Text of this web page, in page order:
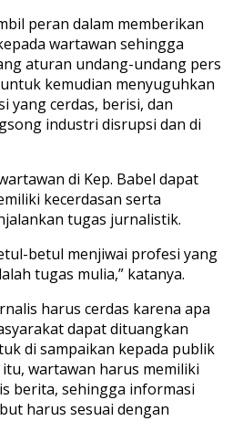
peran dalam memberikan
wartawan sehingga
aturan undang-undang pers
kemudian menyuguhkan
yang cerdas, berisi, dan
industri disrupsi dan di
di Kep. Babel dapat
kecerdasan serta
tugas jurnalistik.
betul menjiwai profesi yang
tugas mulia,” katanya.
harus cerdas karena apa
dapat dituangkan
di sampaikan kepada publik
wartawan harus memiliki
berita, sehingga informasi
harus sesuai dengan